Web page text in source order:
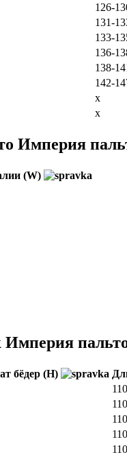
126-
131-
133-
136-
138-
142-
x
x
Империя
(W)
Империя
бёдер (H)
110
110
110
110
110